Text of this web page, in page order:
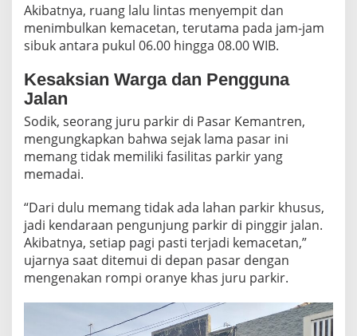
T
A
N
M
K
P
A
R
A
I
P
A
G
I
H
I
Akibatnya, ruang lalu lintas menyempit dan
menimbulkan kemacetan, terutama pada jam-jam
sibuk antara pukul 06.00 hingga 08.00 WIB.
Kesaksian Warga dan Pengguna
Jalan
Sodik, seorang juru parkir di Pasar Kemantren,
mengungkapkan bahwa sejak lama pasar ini
memang tidak memiliki fasilitas parkir yang
memadai.
“Dari dulu memang tidak ada lahan parkir khusus,
jadi kendaraan pengunjung parkir di pinggir jalan.
Akibatnya, setiap pagi pasti terjadi kemacetan,”
ujarnya saat ditemui di depan pasar dengan
mengenakan rompi oranye khas juru parkir.